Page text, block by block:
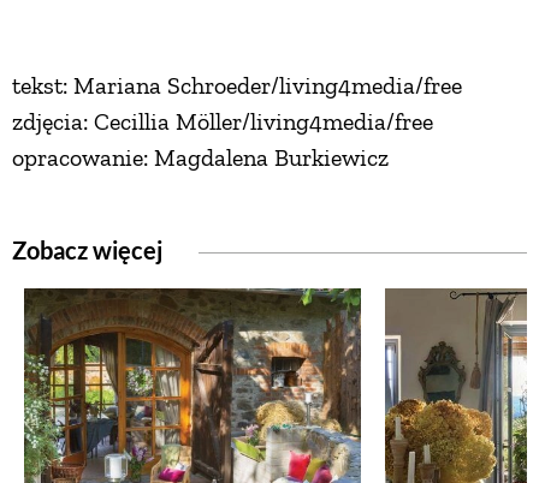
tekst: Mariana Schroeder/living4media/free
zdjęcia: Cecillia Möller/living4media/free
opracowanie: Magdalena Burkiewicz
Zobacz więcej